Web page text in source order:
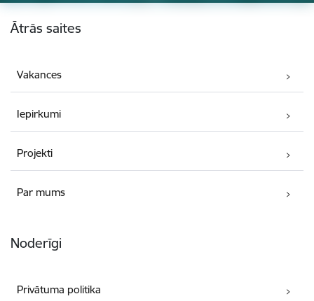
Kājene
Ātrās saites
Vakances
Iepirkumi
Projekti
Par mums
Noderīgi
Privātuma politika